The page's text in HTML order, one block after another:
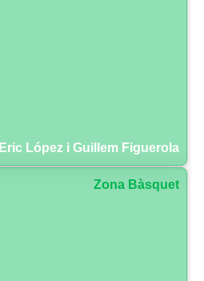
Eric López i Guillem Figuerola
Zona Bàsquet